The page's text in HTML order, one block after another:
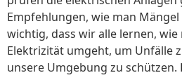
Empfehlungen, wie man
wichtig, dass wir alle lernen,
Elektrizität umgeht, um Unfälle
unsere Umgebung zu schützen.